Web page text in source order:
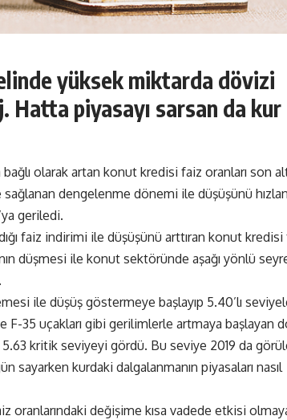
yüksek miktarda dövizi
piyasayı sarsan da kur
olarak artan konut kredisi faiz oranları son
dengelenme dönemi ile düşüşünü
geriledi.
faiz indirimi ile düşüşünü arttıran konut kredisi
düşmesi ile konut sektöründe aşağı yönlü
ile düşüş göstermeye başlayıp 5.40’lı
F-35 uçakları gibi gerilimlerle artmaya başlayan
kritik seviyeyi gördü. Bu seviye 2019 da
kurdaki dalgalanmanın piyasaları nasıl
değişime kısa vadede etkisi